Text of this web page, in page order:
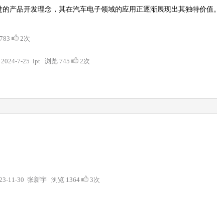
产品开发理念，其在汽车电子领域的应用正逐渐展现出其独特价值。
2次
2024-7-25 lpt 浏览 745 2次
11-30 张新宇 浏览 1364 3次